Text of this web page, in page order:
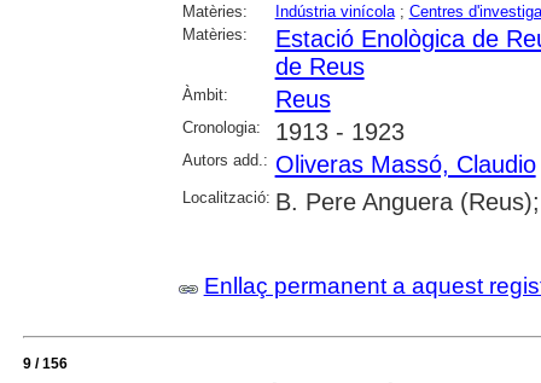
Matèries: Indústria vinícola; Centres
Matèries:
Estació Enològica de
de Reus
Àmbit: Reus
Cronologia: 1913 - 1923
Autors add.: Oliveras Massó, Claudio
Localització: B. Pere Anguera
Enllaç permanent a aquest
9 / 156